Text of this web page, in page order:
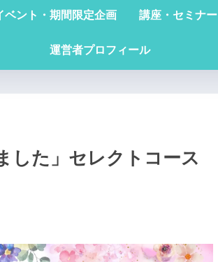
ベント・期間限定企画 講座・セミナー
運営者プロフィール
した」セレクトコース